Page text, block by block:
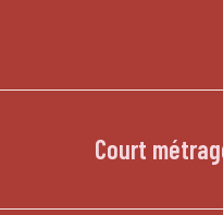
Court